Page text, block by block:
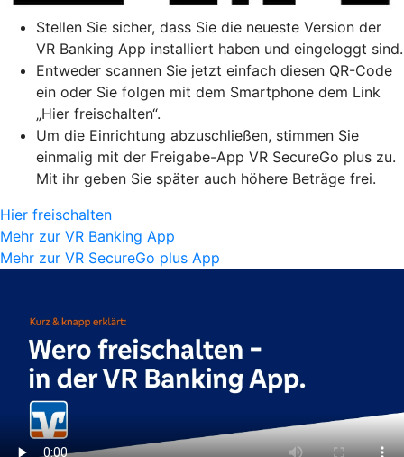
Stellen Sie sicher, dass Sie die neueste Version der
VR Banking App installiert haben und eingeloggt sind.
Entweder scannen Sie jetzt einfach diesen QR-Code
ein oder Sie folgen mit dem Smartphone dem Link
„Hier freischalten“.
Um die Einrichtung abzuschließen, stimmen Sie
einmalig mit der Freigabe-App VR SecureGo plus zu.
Mit ihr geben Sie später auch höhere Beträge frei.
Hier freischalten
Mehr zur VR Banking App
Mehr zur VR SecureGo plus App